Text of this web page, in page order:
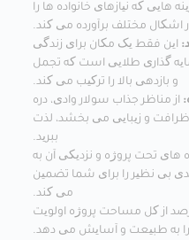
هایی که نیازهای خانواده ها را
اشکال مختلف برآورده می کند.
این فقط یک مکان برای زندگی
گذاری طلایی است که تجمل
و بازدهی بالا را ترکیب می کند.
از مناظر جذاب سولار وادی، دره
و زیبایی می بخشد، لذت
ببرید.
های تحت پروژه و نزدیکی آن به
بی نظیر را برای شما تضمین
می کند.
درصد از کل مساحت پروژه اولویت
را به طبیعت و آسایش می دهد.